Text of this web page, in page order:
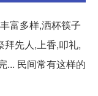
富多样,洒杯筷子
拜先人,上香,叩礼,
... 民间常有这样的